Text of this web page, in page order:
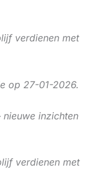
verdienen met
op 27-01-2026.
inzichten
verdienen met